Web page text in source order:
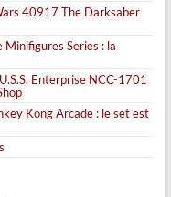
40917 The Darksaber
Series : la
Enterprise NCC-1701
Kong Arcade : le set est